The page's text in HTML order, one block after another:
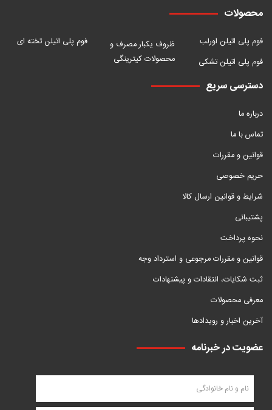
محصولات
فوم پلی اتیلن اورلب
فوم پلی اتیلن تشکی
ظروف یکبار مصرف و
محصولات کیترینگی
فوم پلی اتیلن تخته ای
دسترسی سریع
درباره ما
تماس با ما
قوانین و مقررات
حریم خصوصی
شرایط و قوانین ارسال کالا
پشتیبانی
نحوه پرداخت
قوانین و مقررات مرجوعی و استرداد وجه
ثبت شکایات، انتقادات و پیشنهادات
معرفی محصولات
آخرین اخبار و رویدادها
عضویت در خبرنامه